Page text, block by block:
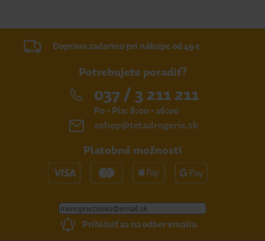
Doprava zadarmo pri nákupe od 49 €
Potrebujete poradiť?
037 / 3 211 211
Po - Pia: 8:00 - 16:00
eshop@tetadrogerie.sk
Platobné možnosti
Prihlásiť sa na odber emailu